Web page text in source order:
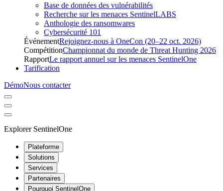
Base de données des vulnérabilités
Recherche sur les menaces SentinelLABS
Anthologie des ransomwares
Cybersécurité 101
ÉvénementRejoignez-nous à OneCon (20–22 oct. 2026)
CompétitionChampionnat du monde de Threat Hunting 2026
RapportLe rapport annuel sur les menaces SentinelOne
Tarification
DémoNous contacter
Explorer SentinelOne
Plateforme
Solutions
Services
Partenaires
Pourquoi SentinelOne